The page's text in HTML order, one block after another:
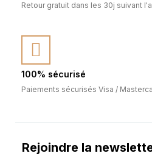
Retour gratuit dans les 30j suivant
100% sécurisé
Paiements sécurisés Visa /
Rejoindre la